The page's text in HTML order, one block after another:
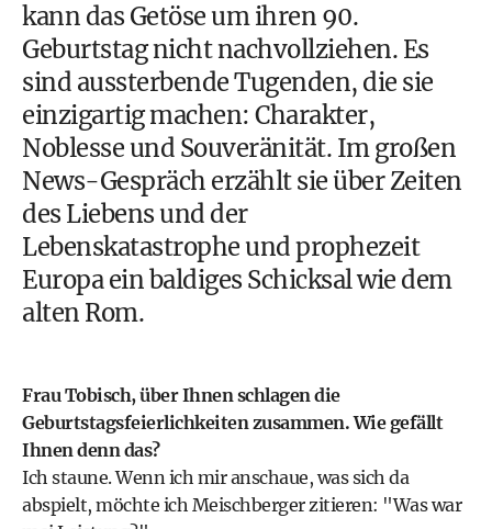
kann das Getöse um ihren 90.
Geburtstag nicht nachvollziehen. Es
sind aussterbende Tugenden, die sie
einzigartig machen: Charakter,
Noblesse und Souveränität. Im großen
News-Gespräch erzählt sie über Zeiten
des Liebens und der
Lebenskatastrophe und prophezeit
Europa ein baldiges Schicksal wie dem
alten Rom.
Frau Tobisch, über Ihnen schlagen die
Geburtstagsfeierlichkeiten zusammen. Wie gefällt
Ihnen denn das?
Ich staune. Wenn ich mir anschaue, was sich da
abspielt, möchte ich Meischberger zitieren: "Was war